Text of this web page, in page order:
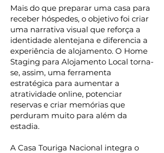
Mais do que preparar uma casa para
receber hóspedes, o objetivo foi criar
uma narrativa visual que reforça a
identidade alentejana e diferencia a
experiência de alojamento. O Home
Staging para Alojamento Local torna-
se, assim, uma ferramenta
estratégica para aumentar a
atratividade online, potenciar
reservas e criar memórias que
perduram muito para além da
estadia.
A Casa Touriga Nacional integra o